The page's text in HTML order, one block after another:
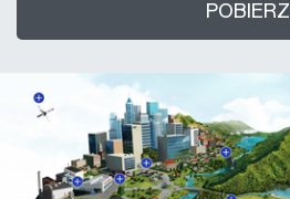
POBIERZ